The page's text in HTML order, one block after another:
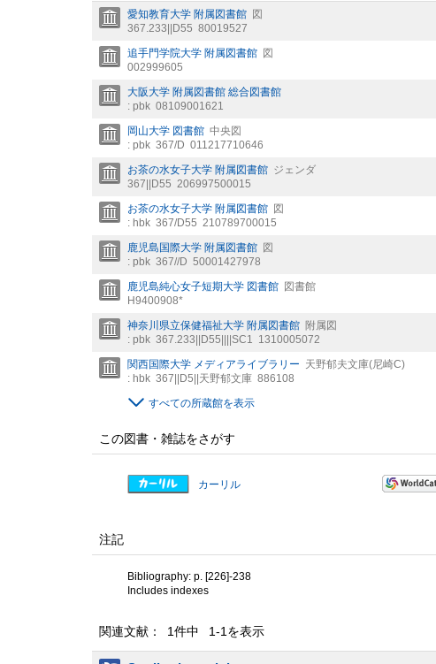
愛知教育大学 附属図書館 図
367.233||D55 80019527
追手門学院大学 附属図書館 図
002999605
大阪大学 附属図書館 総合図書館
: pbk 08109001621
岡山大学 図書館 中央図
: pbk 367/D 011217710646
お茶の水女子大学 附属図書館 ジェンダ
367||D55 206997500015
お茶の水女子大学 附属図書館 図
: hbk 367/D55 210789700015
鹿児島国際大学 附属図書館 図
: pbk 367//D 50001427978
鹿児島純心女子短期大学 図書館 図書館
H9400908*
神奈川県立保健福祉大学 附属図書館 附属図
: pbk 367.233||D55||||SC1 1310005072
関西国際大学 メディアライブラリー 天野郁夫文庫(尼崎C)
: hbk 367||D5||天野郁文庫 886108
すべての所蔵館を表示
この図書・雑誌をさがす
カーリル
注記
Bibliography: p. [226]-238
Includes indexes
関連文献： 1件中 1-1を表示